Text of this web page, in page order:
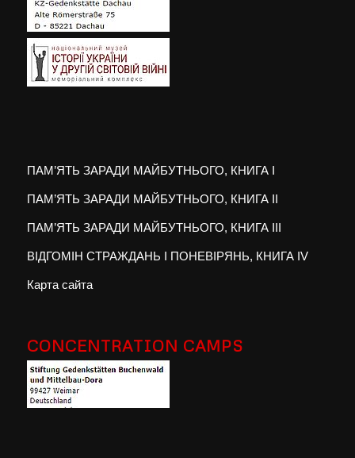
ПАМ’ЯТЬ ЗАРАДИ МАЙБУТНЬОГО, КНИГА I
ПАМ’ЯТЬ ЗАРАДИ МАЙБУТНЬОГО, КНИГА II
ПАМ’ЯТЬ ЗАРАДИ МАЙБУТНЬОГО, КНИГА III
ВІДГОМІН СТРАЖДАНЬ І ПОНЕВІРЯНЬ, КНИГА IV
Карта сайта
CONCENTRATION CAMPS